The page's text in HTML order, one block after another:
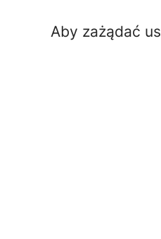
Aby zażądać